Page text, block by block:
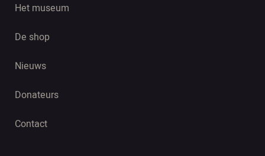
Het museum
De shop
Nieuws
Donateurs
Contact